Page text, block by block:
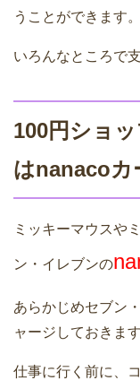
うことができます。
いろんなところで
100円ショ
はnanacoカ
ミッキーマウスや
ン・イレブンの
あらかじめセブン
ャージしておきます
仕事に行く前に、